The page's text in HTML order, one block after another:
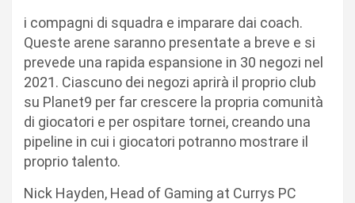
i compagni di squadra e imparare dai coach.
Queste arene saranno presentate a breve e si
prevede una rapida espansione in 30 negozi nel
2021. Ciascuno dei negozi aprirà il proprio club
su Planet9 per far crescere la propria comunità
di giocatori e per ospitare tornei, creando una
pipeline in cui i giocatori potranno mostrare il
proprio talento.
Nick Hayden, Head of Gaming at Currys PC